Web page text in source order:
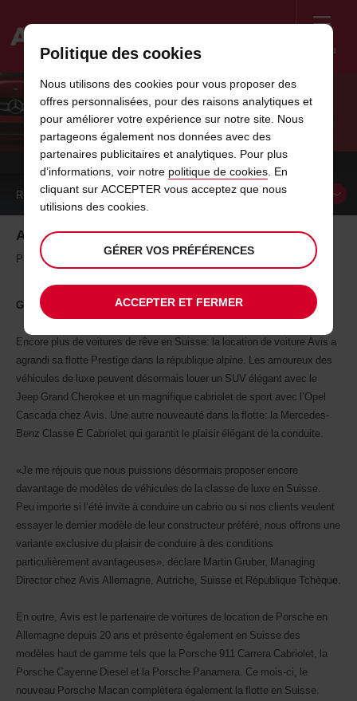
Menu
Avis
AVIS ÉLARGIT SA FLOTTE PRESTIGE EN
SUISSE
RÉSERVER UNVÉHICULE
Avis élargit sa flotte Prestige en Suisse
Plus de modèles de luxe
Glattbrugg, le 11 juin 2014.
Encore plus de voitures de rêve en Suisse: la location de voiture Avis a
agrandi sa flotte Prestige dans la république alpine. Les amoureux des
véhicules de luxe peuvent désormais louer un SUV élégant avec le
Jeep Grand Cherokee et un magnifique cabriolet de sport avec l’Opel
Cascada chez Avis. Une autre nouveauté dans la flotte: la Mercedes-
Benz Classe E Cabriolet qui garantit le plaisir élégant de la conduite.
«Je me réjouis que nous puissions désormais proposer encore
davantage de modèles de véhicules de la classe de luxe en Suisse.
Peu importe si l’été invite à conduire un cabrio ou si nos clients veulent
essayer le dernier modèle de leur constructeur préféré, nous offrons une
variante exclusive du plaisir de conduire à des conditions
particulièrement avantageuses», déclare Martin Gruber, Managing
Director chez Avis Allemagne, Autriche, Suisse et République Tchèque.
En outre, Avis est le partenaire de voitures de location de Porsche en
Allemagne depuis 20 ans et présente également en Suisse des
modèles haut de gamme tels que la Porsche 911 Carrera Cabriolet, la
Porsche Cayenne Diesel et la Porsche Panamera. Ce mois-ci, le
nouveau Porsche Macan complètera également la flotte en Suisse.
Politique des cookies
Nous utilisons des cookies pour vous proposer des
offres personnalisées, pour des raisons analytiques et
pour améliorer votre expérience sur notre site. Nous
partageons également nos données avec des
partenaires publicitaires et analytiques. Pour plus
d’informations, voir notre politique de cookies. En
cliquant sur ACCEPTER vous acceptez que nous
utilisions des cookies.
GÉRER VOS PRÉFÉRENCES
ACCEPTER ET FERMER